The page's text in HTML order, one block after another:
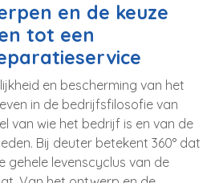
en de keuze
tot een
en bescherming van het
in de bedrijfsfilosofie van
van wie het bedrijf is en van de
Bij deuter betekent 360° dat
gehele levenscyclus van de